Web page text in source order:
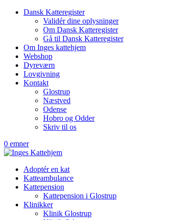
Dansk Katteregister
Validér dine oplysninger
Om Dansk Katteregister
Gå til Dansk Katteregister
Om Inges kattehjem
Webshop
Dyreværn
Lovgivning
Kontakt
Glostrup
Næstved
Odense
Hobro og Odder
Skriv til os
0 emner
Adoptér en kat
Katteambulance
Kattepension
Kattepension i Glostrup
Klinikker
Klinik Glostrup